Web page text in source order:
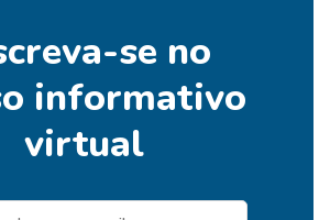
se no
informativo
virtual